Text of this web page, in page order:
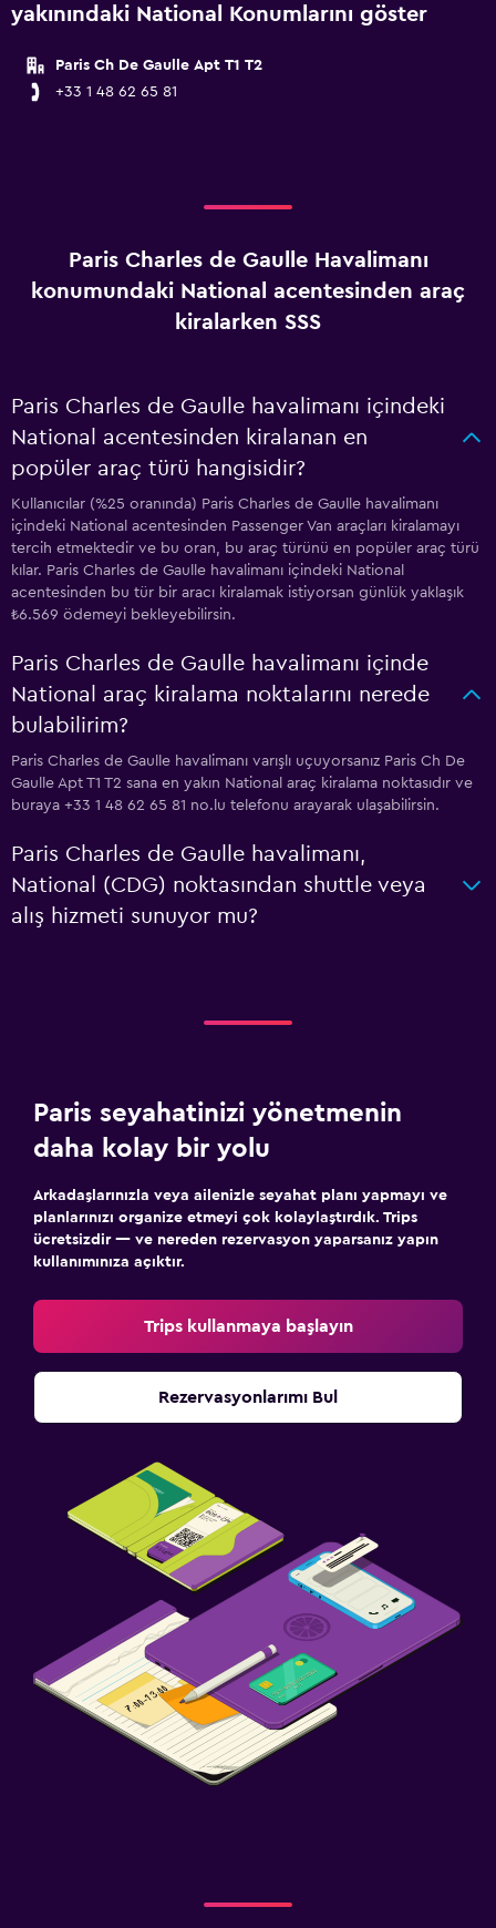
yakınındaki National Konumlarını göster
Paris Ch De Gaulle Apt T1 T2
+33 1 48 62 65 81
Paris Charles de Gaulle Havalimanı
konumundaki National acentesinden araç
kiralarken SSS
Paris Charles de Gaulle havalimanı içindeki
National acentesinden kiralanan en
popüler araç türü hangisidir?
Kullanıcılar (%25 oranında) Paris Charles de Gaulle havalimanı
içindeki National acentesinden Passenger Van araçları kiralamayı
tercih etmektedir ve bu oran, bu araç türünü en popüler araç türü
kılar. Paris Charles de Gaulle havalimanı içindeki National
acentesinden bu tür bir aracı kiralamak istiyorsan günlük yaklaşık
₺6.569 ödemeyi bekleyebilirsin.
Paris Charles de Gaulle havalimanı içinde
National araç kiralama noktalarını nerede
bulabilirim?
Paris Charles de Gaulle havalimanı varışlı uçuyorsanız Paris Ch De
Gaulle Apt T1 T2 sana en yakın National araç kiralama noktasıdır ve
buraya +33 1 48 62 65 81 no.lu telefonu arayarak ulaşabilirsin.
Paris Charles de Gaulle havalimanı,
National (CDG) noktasından shuttle veya
alış hizmeti sunuyor mu?
Paris seyahatinizi yönetmenin
daha kolay bir yolu
Arkadaşlarınızla veya ailenizle seyahat planı yapmayı ve
planlarınızı organize etmeyi çok kolaylaştırdık. Trips
ücretsizdir — ve nereden rezervasyon yaparsanız yapın
kullanımınıza açıktır.
Trips kullanmaya başlayın
Rezervasyonlarımı Bul